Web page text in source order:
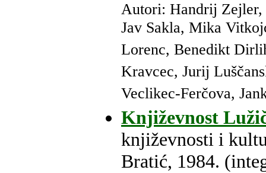
Autori: Handrij Zejler,
Jav Sakla, Mika
Lorenc, Benedikt
Kravcec, Jurij
Veclikec-Ferčova,
Književnost
književnosti i
Bratić, 1984.